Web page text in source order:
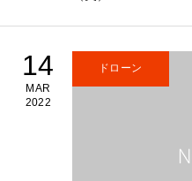
14
MAR
2022
ドローン